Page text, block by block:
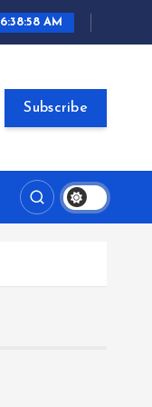
6:38:59 AM
Subscribe